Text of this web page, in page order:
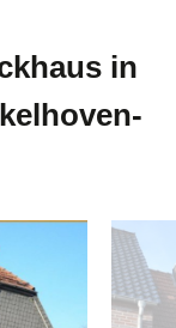
in